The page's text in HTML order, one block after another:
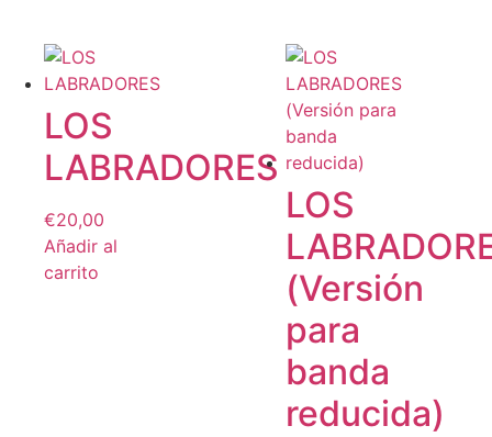
LOS
LABRADORES
€20,00
Añadir al
carrito
LOS
(Versión
para
banda
reducida)